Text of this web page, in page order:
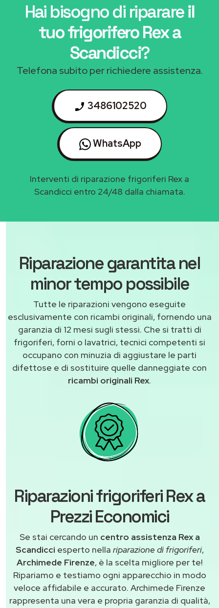
Hai bisogno di riparareil
tuo frigorifero Rex a
Scandicci?
Telefona subito per richiedere assistenza.
3486102520
WhatsApp
Interventi di riparazione frigoriferi Rex a
Scandicci entro 24/48 dalla chiamata.
Riparazione garantita nel
minor tempo possibile
Tutte le riparazioni vengono eseguite
esclusivamente con ricambi originali, fornendo una
garanzia di 12 mesi sugli stessi. Che si tratti di
frigoriferi, forni o lavatrici, tecnici competenti si
occupano con minuzia di aggiustare le parti
difettose e di sostituire quelle danneggiate con
ricambi originali Rex.
Riparazioni frigoriferi Rex a
Prezzi Economici
Se stai cercando un centro assistenza Rex a
Scandicci esperto nella riparazione di frigoriferi,
Archimede Firenze, è la scelta migliore per te!
Ripariamo e testiamo ogni apparecchio in modo
veloce affidabile e accurato. Archimede Firenze
rappresenta una vera e propria garanzia di qualità,